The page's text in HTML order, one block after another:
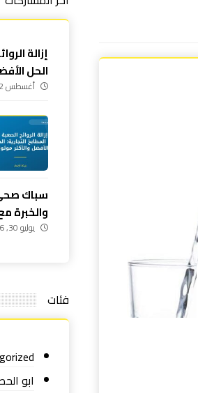
إزالة
الحل
أغسطس 2, 2026
سباك
والخبرة
يوليو 30, 2026
فئات
ابو